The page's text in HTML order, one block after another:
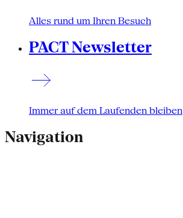
Alles rund um Ihren Besuch
PACT Newsletter
Immer auf dem Laufenden bleiben
Navigation